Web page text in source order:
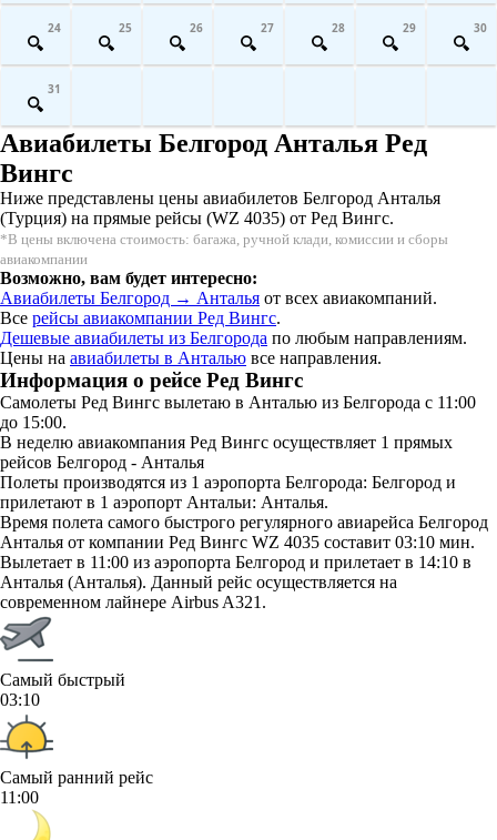
24 25 26 27 28 29 30
31
Авиабилеты Белгород Анталья Ред
Вингс
Ниже представлены цены авиабилетов Белгород Анталья
(Турция) на прямые рейсы (WZ 4035) от Ред Вингс.
*В цены включена стоимость: багажа, ручной клади, комиссии и сборы
авиакомпании
Возможно, вам будет интересно:
Авиабилеты Белгород → Анталья от всех авиакомпаний.
Все рейсы авиакомпании Ред Вингс.
Дешевые авиабилеты из Белгорода по любым направлениям.
Цены на авиабилеты в Анталью все направления.
Информация о рейсе Ред Вингс
Самолеты Ред Вингс вылетаю в Анталью из Белгорода с 11:00
до 15:00.
В неделю авиакомпания Ред Вингс осуществляет 1 прямых
рейсов Белгород - Анталья
Полеты производятся из 1 аэропорта Белгорода: Белгород и
прилетают в 1 аэропорт Антальи: Анталья.
Время полета самого быстрого регулярного авиарейса Белгород
Анталья от компании Ред Вингс WZ 4035 составит 03:10 мин.
Вылетает в 11:00 из аэропорта Белгород и прилетает в 14:10 в
Анталья (Анталья). Данный рейс осуществляется на
современном лайнере Airbus A321.
Самый быстрый
03:10
Самый ранний рейс
11:00